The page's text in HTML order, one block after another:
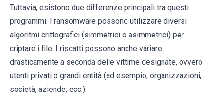
Tuttavia, esistono due differenze principali tra questi
programmi. I ransomware possono utilizzare diversi
algoritmi crittografici (simmetrici o asimmetrici) per
criptare i file. I riscatti possono anche variare
drasticamente a seconda delle vittime designate, ovvero
utenti privati o grandi entità (ad esempio, organizzazioni,
società, aziende, ecc.).